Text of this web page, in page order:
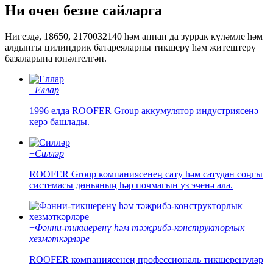
Ни өчен безне сайларга
Нигездә, 18650, 2170032140 һәм аннан да зуррак күләмле һәм
алдынгы цилиндрик батареяларны тикшерү һәм җитештерү
базаларына юнәлтелгән.
+Еллар
1996 елда ROOFER Group аккумулятор индустриясенә
керә башлады.
+Cилләр
ROOFER Group компаниясенең сату һәм сатудан соңгы
системасы дөньяның һәр почмагын үз эченә ала.
+Фәнни-тикшеренү һәм тәҗрибә-конструкторлык
хезмәткәрләре
ROOFER компаниясенең профессиональ тикшеренүләр